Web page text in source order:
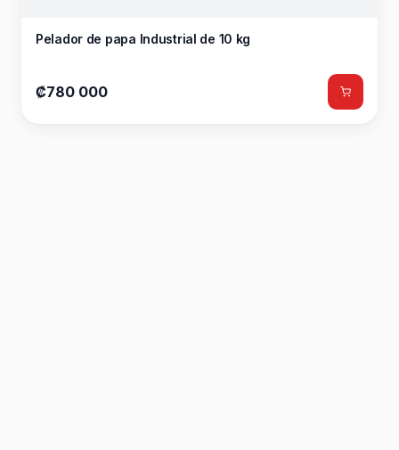
Pelador de papa Industrial de 10 kg
₡780 000